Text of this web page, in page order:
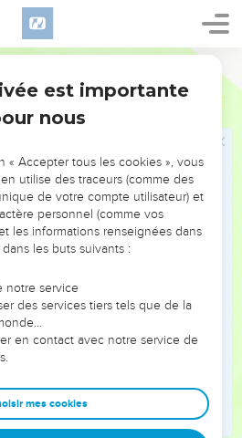
l’Agneau et mèneront
celui-ci les vaincra, car il est le
qui lui font confiance et lui
lui et participeront à son
— Tu as vu les eaux au bord
: elles représentent une foule
nations et de langues.
tu as vues, et la bête, prendront la
lui arracheront ses vêtements, la
désolée et nue ; elles
consumeront par le feu.
résolution d’exécuter son propre
commune et en mettant tous
que toutes les décisions de Dieu
est importante
nous
« Accepter tous les cookies », vous
utilise des traceurs (comme des
de votre compte utilisateur) et
personnel (comme vos
les informations renseignées dans
les buts suivants :
notre service
des services tiers tels que de la
en contact avec notre service de
mes cookies